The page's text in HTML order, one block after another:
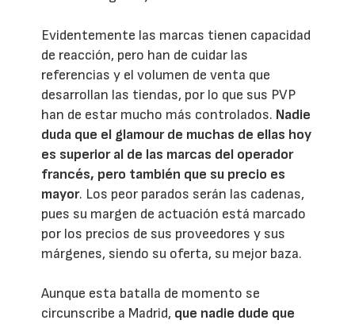
Evidentemente las marcas tienen capacidad
de reacción, pero han de cuidar las
referencias y el volumen de venta que
desarrollan las tiendas, por lo que sus PVP
han de estar mucho más controlados. Nadie
duda que el glamour de muchas de ellas hoy
es superior al de las marcas del operador
francés, pero también que su precio es
mayor. Los peor parados serán las cadenas,
pues su margen de actuación está marcado
por los precios de sus proveedores y sus
márgenes, siendo su oferta, su mejor baza.
Aunque esta batalla de momento se
circunscribe a Madrid, que nadie dude que